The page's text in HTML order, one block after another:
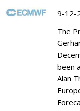
9-12-
The
been
Alan